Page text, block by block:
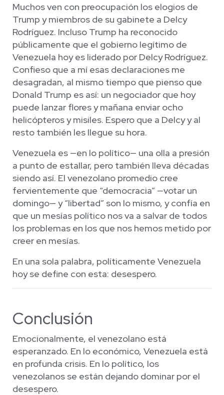
Muchos ven con preocupación los elogios de
Trump y miembros de su gabinete a Delcy
Rodríguez. Incluso Trump ha reconocido
públicamente que el gobierno legítimo de
Venezuela hoy es liderado por Delcy Rodríguez.
Confieso que a mí esas declaraciones me
desagradan, al mismo tiempo que pienso que
Donald Trump es así: un negociador que hoy
puede lanzar flores y mañana enviar ocho
helicópteros y misiles. Espero que a Delcy y al
resto también les llegue su hora.
Venezuela es —en lo político— una olla a presión
a punto de estallar, pero también lleva décadas
siendo así. El venezolano promedio cree
fervientemente que “democracia” —votar un
domingo— y “libertad” son lo mismo, y confía en
que un mesías político nos va a salvar de todos
los problemas en los que nos hemos metido por
creer en mesías.
En una sola palabra, políticamente Venezuela
hoy se define con esta: desespero.
Conclusión
Emocionalmente, el venezolano está
esperanzado. En lo económico, Venezuela está
en profunda crisis. En lo político, los
venezolanos se están dejando dominar por el
desespero.